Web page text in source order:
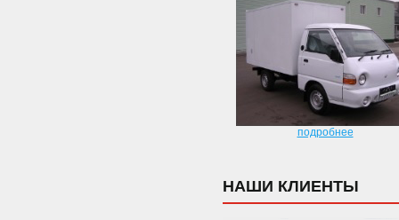
подробнее
НАШИ КЛИЕНТЫ